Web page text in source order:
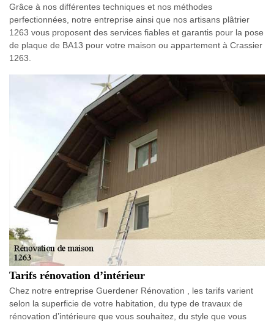
Grâce à nos différentes techniques et nos méthodes
perfectionnées, notre entreprise ainsi que nos artisans plâtrier
1263 vous proposent des services fiables et garantis pour la pose
de plaque de BA13 pour votre maison ou appartement à Crassier
1263.
Tarifs rénovation d’intérieur
Chez notre entreprise Guerdener Rénovation , les tarifs varient
selon la superficie de votre habitation, du type de travaux de
rénovation d’intérieure que vous souhaitez, du style que vous